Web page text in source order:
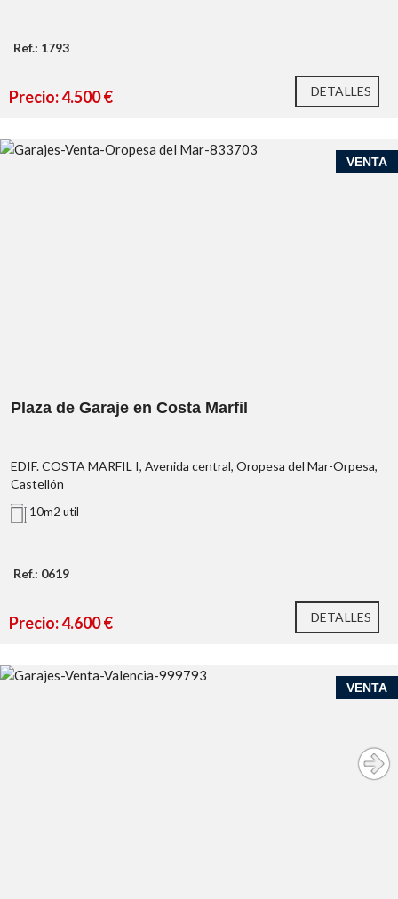
Ref.: 1793
Precio: 4.500 € DETALLES
VENTA
Plaza de Garaje en Costa Marfil
EDIF. COSTA MARFIL I, Avenida central, Oropesa del Mar-Orpesa,
Castellón
10m2 util
Ref.: 0619
Precio: 4.600 € DETALLES
VENTA